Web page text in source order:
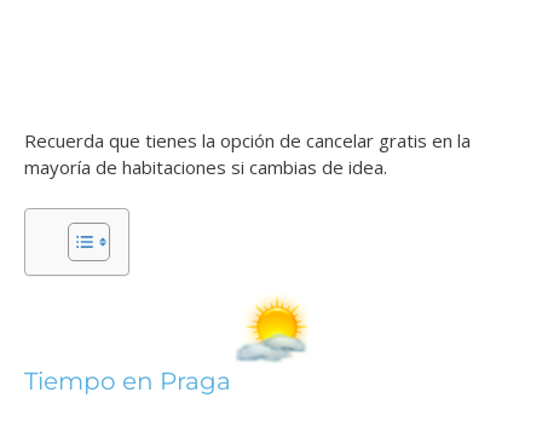
Recuerda que tienes la opción de cancelar gratis en la
mayoría de habitaciones si cambias de idea.
Tiempo en Praga